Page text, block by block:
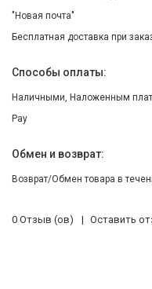
"Новая почта"
Бесплатная доставка при
Способы оплаты:
Наличными, Наложенным
Pay
Обмен и возврат:
Возврат/Обмен товара в
0 Отзыв (ов) Оставить